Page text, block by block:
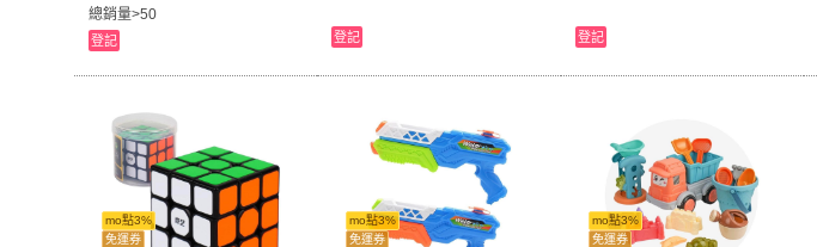
總銷量>50
登記 登記 登記
mo點3%
免運券
mo點3%
免運券
mo點3%
免運券